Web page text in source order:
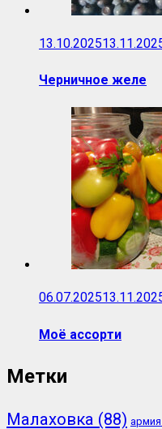
13.10.2025
Черничное желе
06.07.2025
Моё ассорти
Метки
Малаховка (88) армия